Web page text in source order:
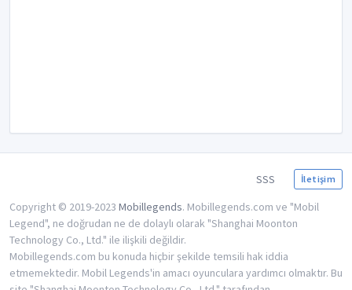
SSS İletişim
Copyright © 2019-2023 Mobillegends. Mobillegends.com ve "Mobil
Legend", ne doğrudan ne de dolaylı olarak "Shanghai Moonton
Technology Co., Ltd." ile ilişkili değildir.
Mobillegends.com bu konuda hiçbir şekilde temsili hak iddia
etmemektedir. Mobil Legends'in amacı oyunculara yardımcı olmaktır. Bu